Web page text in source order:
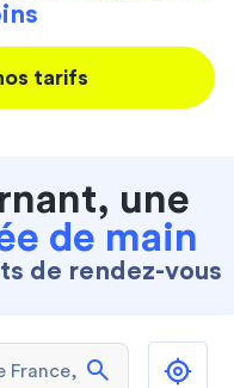
tarifs
une
de main
de rendez-vous
search